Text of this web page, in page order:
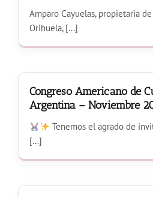
Amparo Cayuelas, propietaria
Orihuela, [...]
Congreso Americano de
Argentina – Noviembre
Tenemos el agrado de
[...]